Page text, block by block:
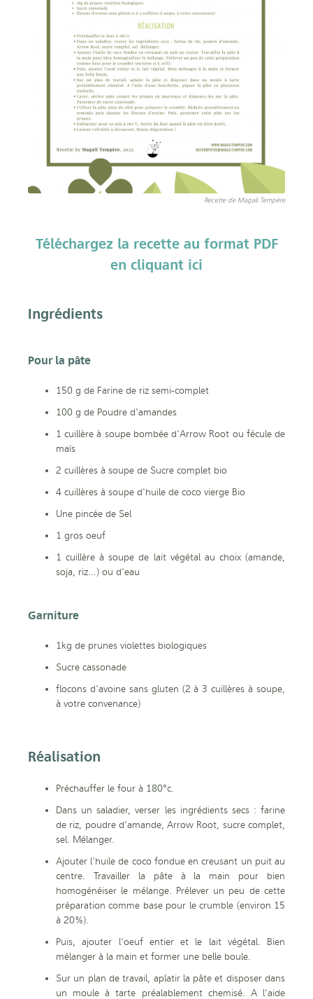
Recette de Magali Tempère
Téléchargez la recette au format PDF
en cliquant ici
Ingrédients
Pour la pâte
150 g de Farine de riz semi-complet
100 g de Poudre d'amandes
1 cuillère à soupe bombée d'Arrow Root ou fécule de
maïs
2 cuillères à soupe de Sucre complet bio
4 cuillères à soupe d'huile de coco vierge Bio
Une pincée de Sel
1 gros oeuf
1 cuillère à soupe de lait végétal au choix (amande,
soja, riz...) ou d'eau
Garniture
1kg de prunes violettes biologiques
Sucre cassonade
flocons d'avoine sans gluten (2 à 3 cuillères à soupe,
à votre convenance)
Réalisation
Préchauffer le four à 180°c.
Dans un saladier, verser les ingrédients secs : farine
de riz, poudre d'amande, Arrow Root, sucre complet,
sel. Mélanger.
Ajouter l'huile de coco fondue en creusant un puit au
centre. Travailler la pâte à la main pour bien
homogénéiser le mélange. Prélever un peu de cette
préparation comme base pour le crumble (environ 15
à 20%).
Puis, ajouter l'oeuf entier et le lait végétal. Bien
mélanger à la main et former une belle boule.
Sur un plan de travail, aplatir la pâte et disposer dans
un moule à tarte préalablement chemisé. A l'aide